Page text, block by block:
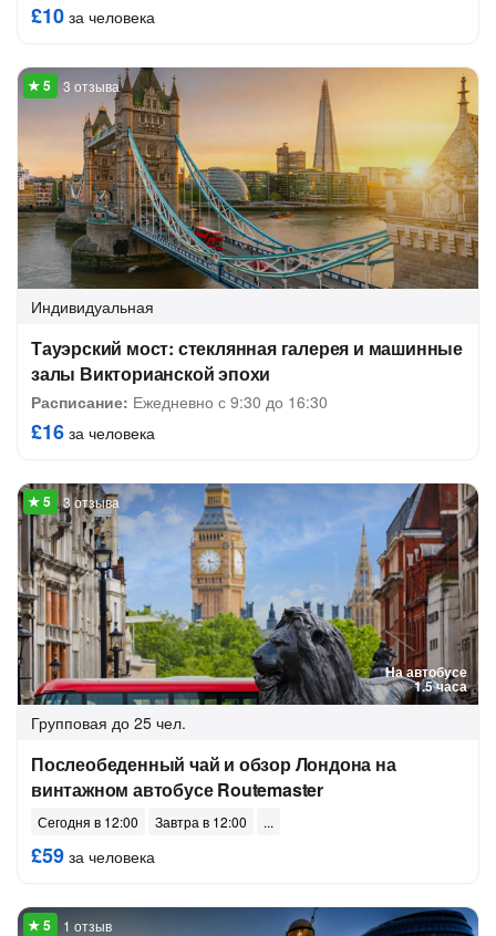
£10 за человека
3 отзыва
Индивидуальная
Тауэрский мост: стеклянная галерея и машинные
залы Викторианской эпохи
Расписание: Ежедневно с 9:30 до 16:30
£16 за человека
На автобусе
1.5 часа
3 отзыва
Групповая до 25 чел.
Послеобеденный чай и обзор Лондона на
винтажном автобусе Routemaster
Сегодня в 12:00 Завтра в 12:00
£59 за человека
1 отзыв